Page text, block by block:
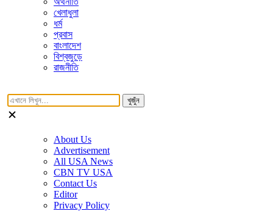
খেলাধুলা
ধর্ম
প্রবাস
বাংলাদেশ
বিশ্বজুড়ে
রাজনীতি
খুজুঁন
About Us
Advertisement
All USA News
CBN TV USA
Contact Us
Editor
Privacy Policy